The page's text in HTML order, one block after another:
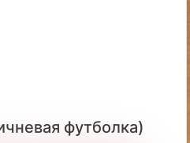
футболка)